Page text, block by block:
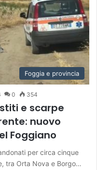
Foggia e provincia
0 354
e scarpe
nuovo
Foggiano
per circa cinque
tra Orta Nova e Borgo…